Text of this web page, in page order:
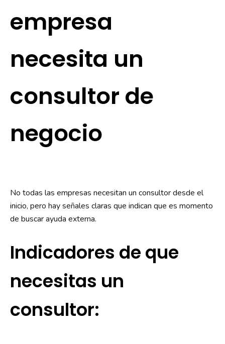
empresa
necesita un
consultor de
negocio
No todas las empresas necesitan un consultor desde el
inicio, pero hay señales claras que indican que es momento
de buscar ayuda externa.
Indicadores de que
necesitas un
consultor: